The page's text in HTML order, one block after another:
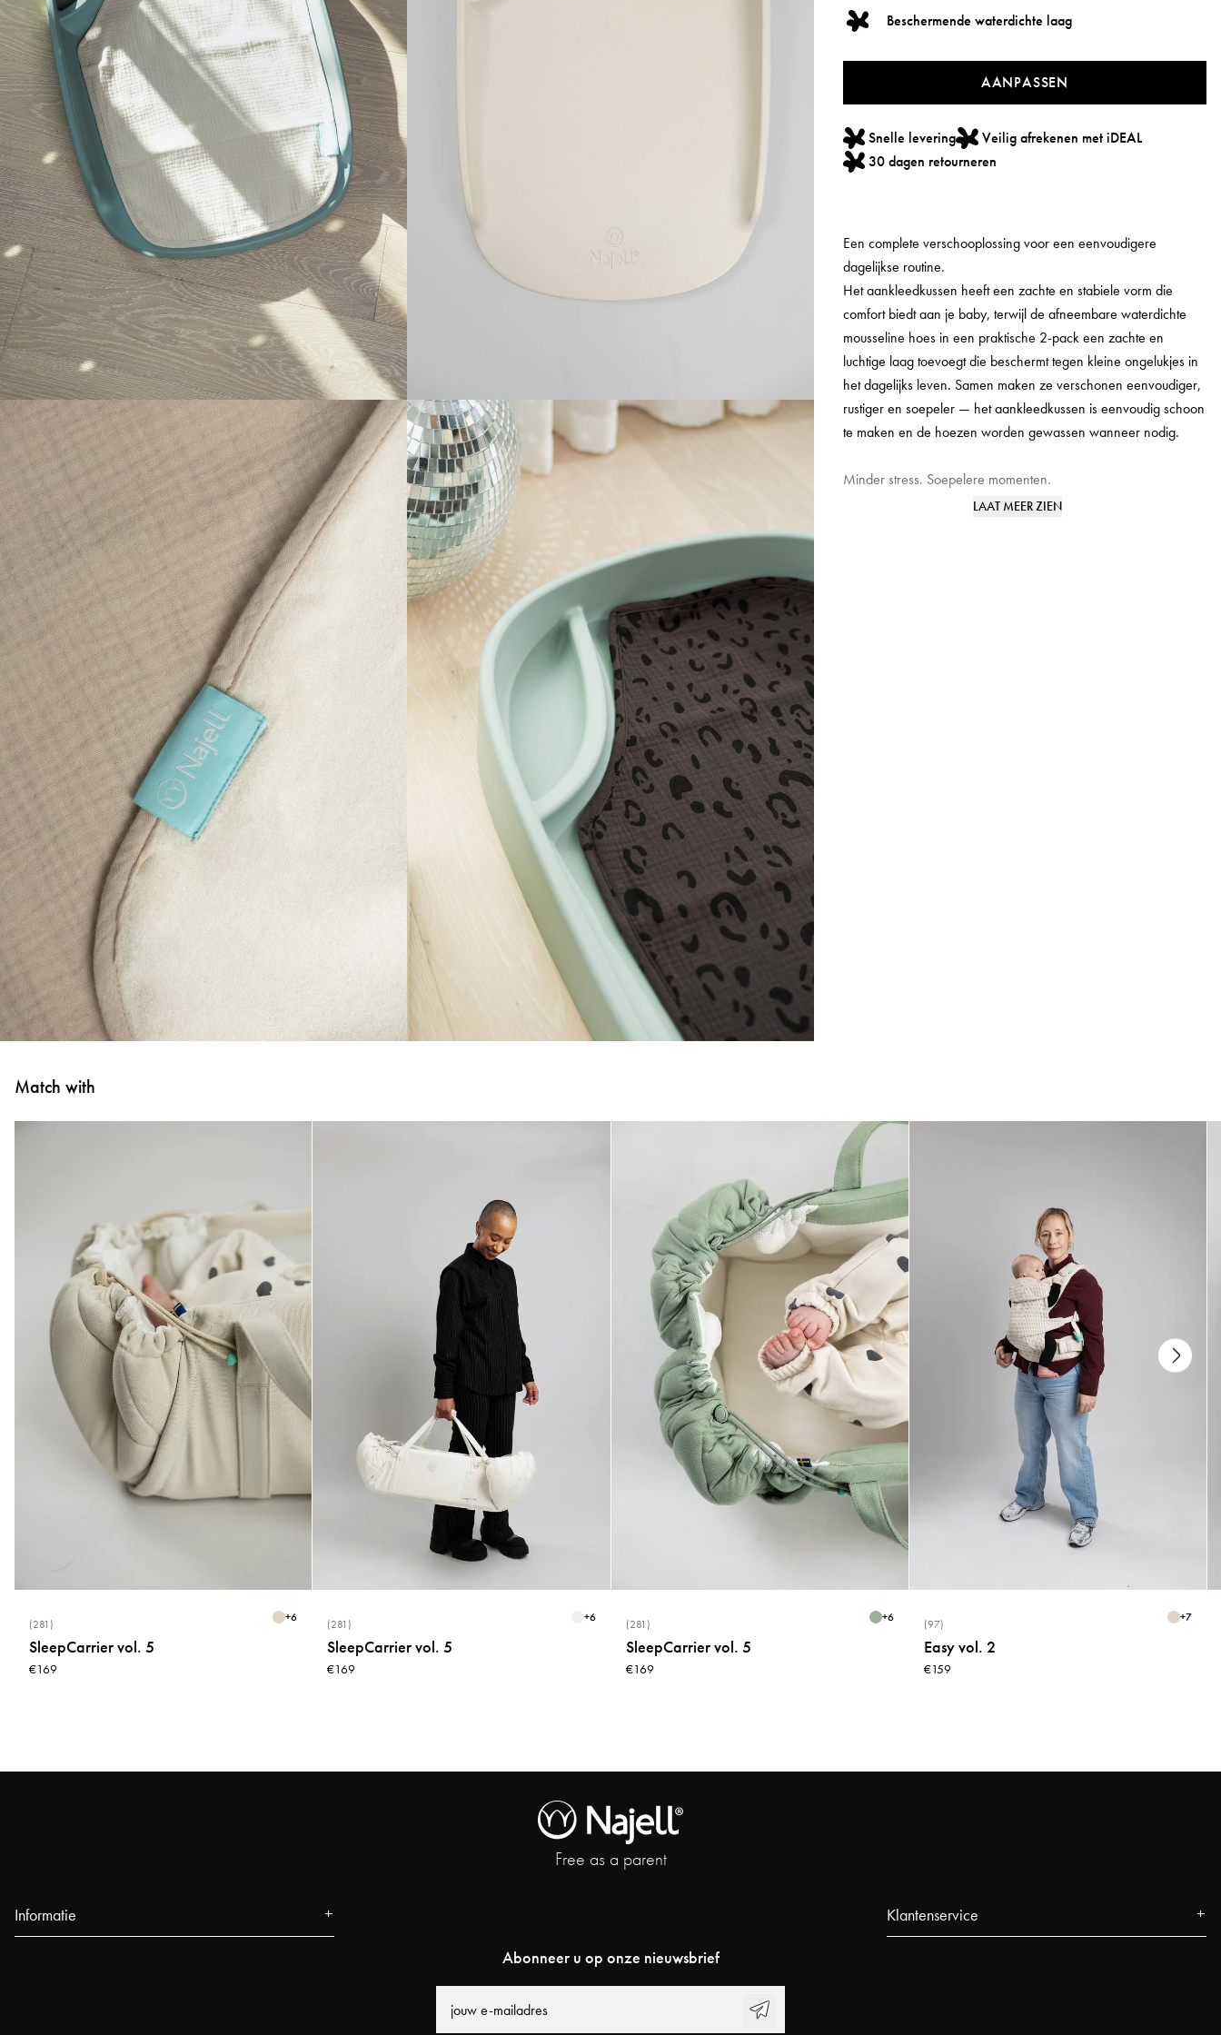
Beschermende waterdichte laag
AANPASSEN
Snelle levering
Veilig afrekenen met iDEAL
30 dagen retourneren
Een complete verschooplossing voor een eenvoudigere
dagelijkse routine.
Het aankleedkussen heeft een zachte en stabiele vorm die
comfort biedt aan je baby, terwijl de afneembare waterdichte
mousseline hoes in een praktische 2-pack een zachte en
luchtige laag toevoegt die beschermt tegen kleine ongelukjes in
het dagelijks leven. Samen maken ze verschonen eenvoudiger,
rustiger en soepeler — het aankleedkussen is eenvoudig schoon
te maken en de hoezen worden gewassen wanneer nodig.
Minder stress. Soepelere momenten.
LAAT MEER ZIEN
Match with
(281) +6
SleepCarrier vol. 5
€169
(281) +6
SleepCarrier vol. 5
€169
(281) +6
SleepCarrier vol. 5
€169
(97) +7
Easy vol. 2
€159
Free as a parent
Informatie Klantenservice
Abonneer u op onze nieuwsbrief